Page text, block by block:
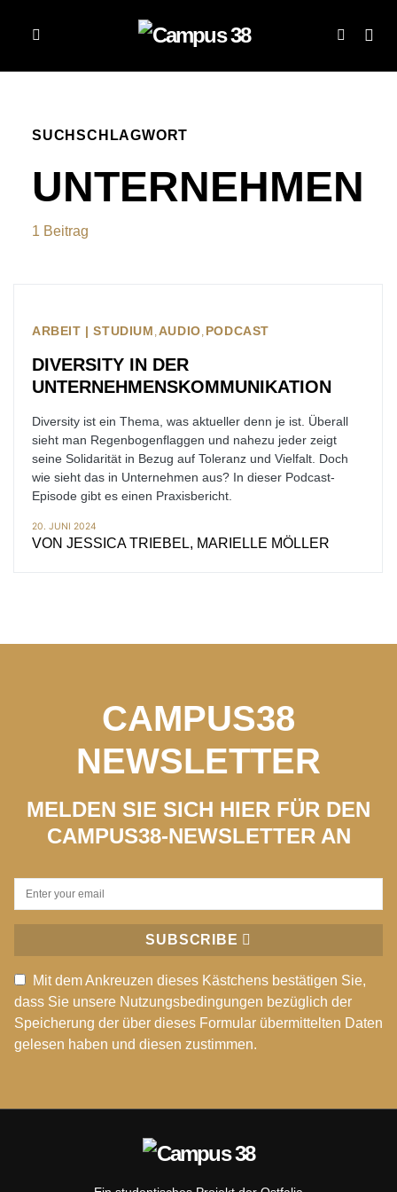
SUCHSCHLAGWORT
UNTERNEHMEN
1 Beitrag
ARBEIT | STUDIUM AUDIO PODCAST
DIVERSITY IN DER
UNTERNEHMENSKOMMUNIKATION
Diversity ist ein Thema, was aktueller denn je ist. Überall
sieht man Regenbogenflaggen und nahezu jeder zeigt
seine Solidarität in Bezug auf Toleranz und Vielfalt. Doch
wie sieht das in Unternehmen aus? In dieser Podcast-
Episode gibt es einen Praxisbericht.
20. JUNI 2024
VON JESSICA TRIEBEL, MARIELLE MÖLLER
CAMPUS38
NEWSLETTER
MELDEN SIE SICH HIER FÜR DEN
CAMPUS38-NEWSLETTER AN
SUBSCRIBE
Mit dem Ankreuzen dieses Kästchens bestätigen Sie,
dass Sie unsere Nutzungsbedingungen bezüglich der
Speicherung der über dieses Formular übermittelten Daten
gelesen haben und diesen zustimmen.